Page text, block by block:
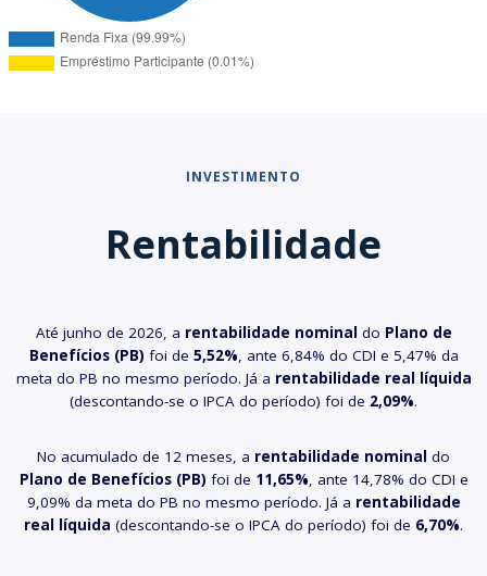
INVESTIMENTO
Rentabilidade
Até junho de 2026, a rentabilidade nominal do Plano de
Benefícios (PB) foi de 5,52%, ante 6,84% do CDI e 5,47% da
meta do PB no mesmo período. Já a rentabilidade real líquida
(descontando-se o IPCA do período) foi de 2,09%.
No acumulado de 12 meses, a rentabilidade nominal do
Plano de Benefícios (PB) foi de 11,65%, ante 14,78% do CDI e
9,09% da meta do PB no mesmo período. Já a rentabilidade
real líquida (descontando-se o IPCA do período) foi de 6,70%.